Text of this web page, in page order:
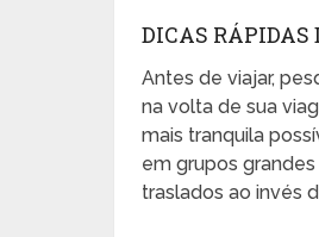
DICAS RÁPIDAS
Antes de viajar,
na volta de sua
mais tranquila
em grupos
traslados ao invés